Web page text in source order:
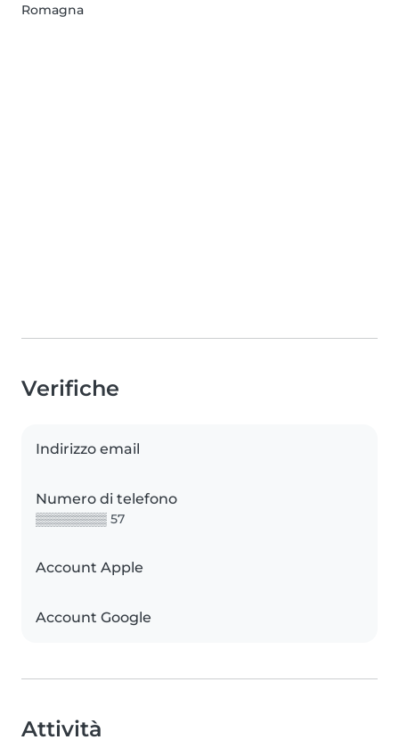
Romagna
Verifiche
Indirizzo email
Numero di telefono
▒▒▒▒▒▒▒▒ 57
Account Apple
Account Google
Attività